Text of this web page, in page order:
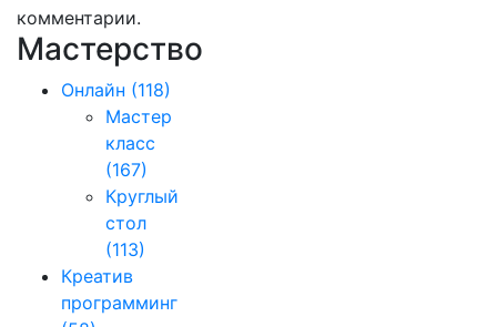
комментарии.
Мастерство
Онлайн (118)
Мастер
класс
(167)
Круглый
стол
(113)
Креатив
программинг